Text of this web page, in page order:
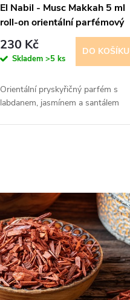
El Nabil - Musc Makkah 5 ml
roll-on orientální parfémový
olej - pro ženy a muže
230 Kč
Skladem >5 ks
DO KOŠÍKU
Orientální pryskyřičný parfém s
labdanem, jasmínem a santálem